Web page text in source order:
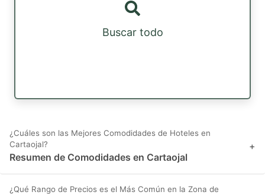
Buscar todo
¿Cuáles son las Mejores Comodidades de Hoteles en
Cartaojal?
Resumen de Comodidades en Cartaojal
+
¿Qué Rango de Precios es el Más Común en la Zona de